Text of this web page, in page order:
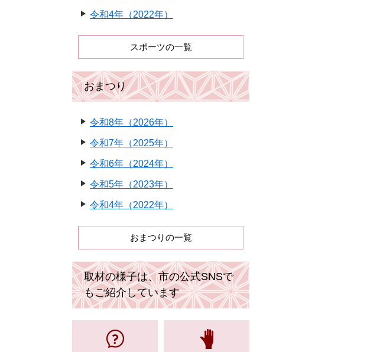
令和4年（2022年）
スポーツの一覧
おまつり
令和8年（2026年）
令和7年（2025年）
令和6年（2024年）
令和5年（2023年）
令和4年（2022年）
おまつりの一覧
取材の様子は、市の公式SNSで
もご紹介しています